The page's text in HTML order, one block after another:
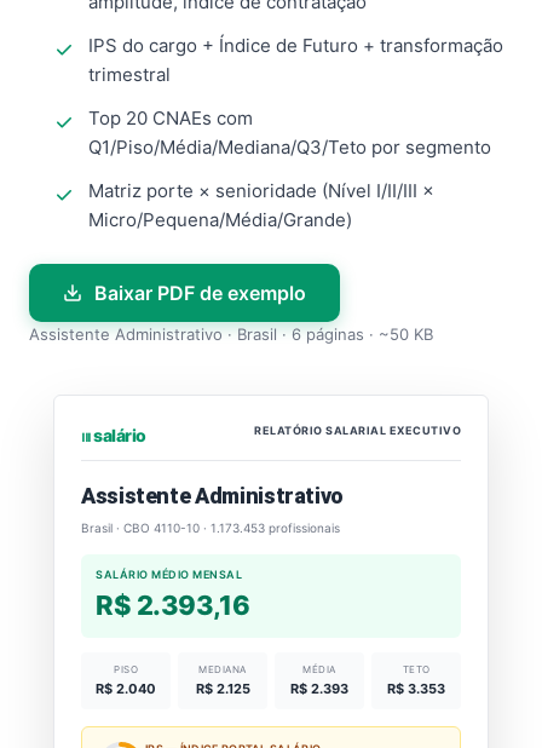
IPS do cargo + Índice de Futuro + transformação
trimestral
Top 20 CNAEs com
Q1/Piso/Média/Mediana/Q3/Teto por segmento
Matriz porte × senioridade (Nível I/II/III ×
Micro/Pequena/Média/Grande)
Baixar PDF de exemplo
Assistente Administrativo · Brasil · 6 páginas · ~50 KB
⏐⏐⏐ salário RELATÓRIO SALARIAL EXECUTIVO
Assistente Administrativo
Brasil · CBO 4110-10 · 1.173.453 profissionais
SALÁRIO MÉDIO MENSAL
R$ 2.393,16
PISO
R$ 2.040
MEDIANA
R$ 2.125
MÉDIA
R$ 2.393
TETO
R$ 3.353